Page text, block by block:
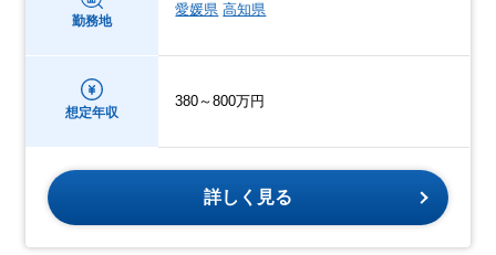
勤務地
愛媛県 高知県
想定年収
380～800万円
詳しく見る